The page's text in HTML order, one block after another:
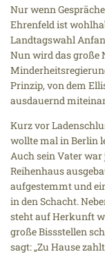
Nur wenn
Ehrenfeld ist
Landtagswahl
Nun wird das große
Prinzip, von dem
ausdauernd
Kurz vor
wollte mal in Berlin
Auch sein Vater war
Reihenhaus
aufgestemmt und
in den Schacht.
steht auf Herkunft
große Bissstellen
sagt: „Zu Hause